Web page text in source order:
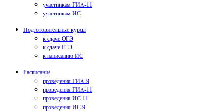
участникам ГИА-11
участникам ИС
Подготовительные курсы
к сдаче ОГЭ
к сдаче ЕГЭ
к написанию ИС
Расписание
проведения ГИА-9
проведения ГИА-11
проведения ИС-11
проведения ИС-9